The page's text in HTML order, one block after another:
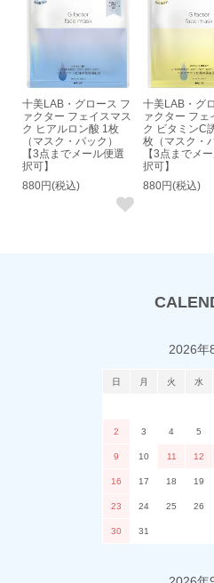
十美LAB・グロース フ
ァクター フェイスマス
ク ヒアルロン酸 1枚
（マスク・パック）
【3点までメール便選
択可】
880円(税込)
十美LAB・グ
ァクター フェ
ク ビタミンC
枚（マスク・
【3点までメ
択可】
880円(税込)
2026年
日 月 火 水
2 3 4 5
9 10 11 12
16 17 18 19
23 24 25 26
30 31